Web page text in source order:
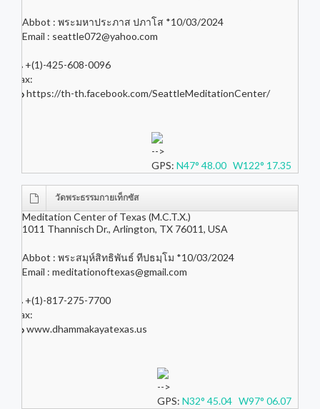
Abbot : พระมหาประภาส ปภาโส *10/03/2024
Email : seattle072@yahoo.com
+(1)-425-608-0096
Fax:
https://th-th.facebook.com/SeattleMeditationCenter/
-->
GPS: N47° 48.00 W122° 17.35
วัดพระธรรมกายเท็กซัส
Meditation Center of Texas (M.C.T.X.)
1011 Thannisch Dr., Arlington, TX 76011, USA
Abbot : พระสมุห์สิทธิพันธ์ ทีปธมฺโม *10/03/2024
Email : meditationoftexas@gmail.com
+(1)-817-275-7700
Fax:
www.dhammakayatexas.us
-->
GPS: N32° 45.04 W97° 06.07